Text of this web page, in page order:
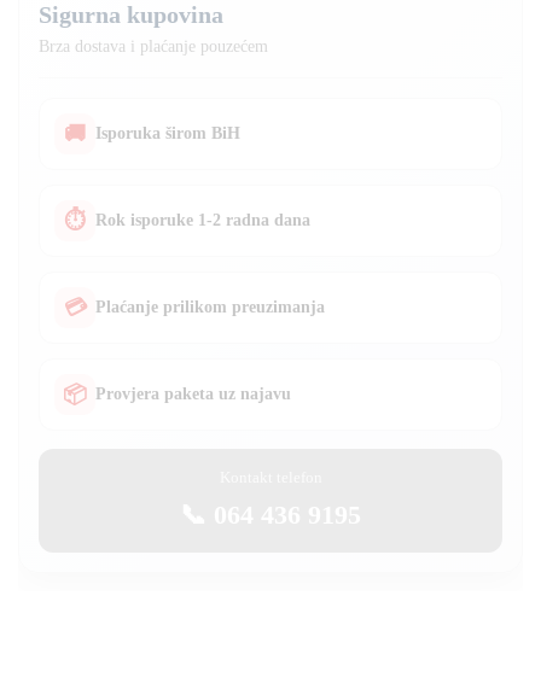
Sigurna kupovina
Brza dostava i plaćanje pouzećem
🚚 Isporuka širom BiH
⏱ Rok isporuke 1-2 radna dana
💳 Plaćanje prilikom preuzimanja
📦 Provjera paketa uz najavu